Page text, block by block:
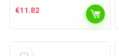
€11.82